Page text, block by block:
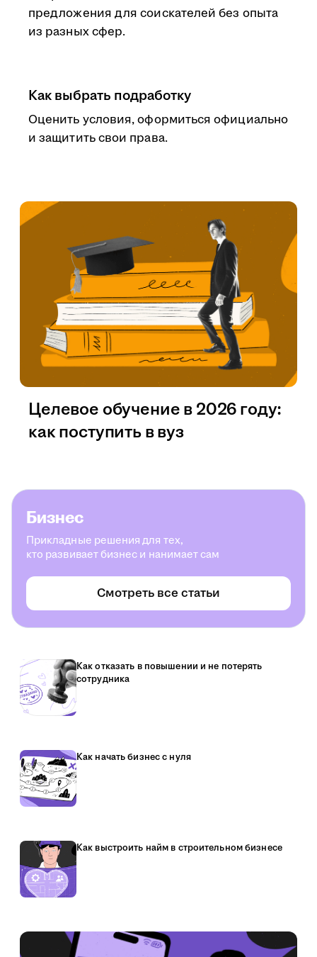
предложения для соискателей без опыта
из разных сфер.
Как выбрать подработку
Оценить условия, оформиться официально
и защитить свои права.
Целевое обучение в 2026 году:
как поступить в вуз
Бизнес
Прикладные решения для тех,
кто развивает бизнес и нанимает сам
Смотреть все статьи
Как отказать в повышении и не потерять
сотрудника
Как начать бизнес с нуля
Как выстроить найм в строительном бизнесе